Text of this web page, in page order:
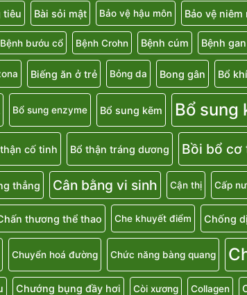
tiêu Bài sỏi mật Bảo vệ hậu môn Bảo vệ niêm
Bệnh bướu cổ Bệnh Crohn Bệnh cúm Bệnh gan
Biếng ăn ở trẻ Bỏng da Bong gân Bổ
Bổ sung enzyme Bổ sung kẽm Bổ sung
cố tinh Bổ thận tráng dương Bồi bổ cơ
thẳng Cân bằng vi sinh Cận thị Cấp
thương thể thao Che khuyết điểm Chống
Chuyển hoá đường Chức năng bàng quang
Chướng bụng đầy hơi Còi xương Collagen